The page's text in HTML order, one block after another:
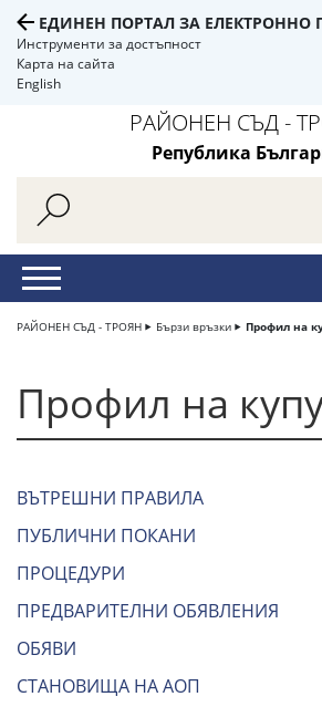
ЕДИНЕН ПОРТАЛ ЗА ЕЛЕКТРОННО
Инструменти за достъпност
Карта на сайта
English
РАЙОНЕН СЪД -
Република
РАЙОНЕН СЪД - ТРОЯН Бързи връзки Профил на
Профил на
ВЪТРЕШНИ ПРАВИЛА
ПУБЛИЧНИ ПОКАНИ
ПРОЦЕДУРИ
ПРЕДВАРИТЕЛНИ ОБЯВЛЕНИЯ
ОБЯВИ
СТАНОВИЩА НА АОП